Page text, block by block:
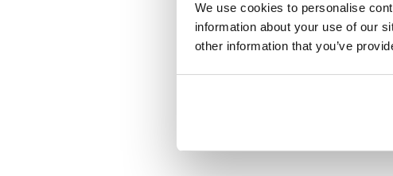
We use cookies to personalise
information about your use of our
other information that you’ve